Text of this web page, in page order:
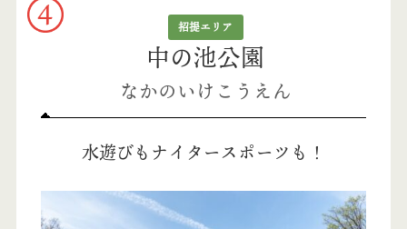
招提エリア
中の池公園
なかのいけこうえん
水遊びもナイタースポーツも！